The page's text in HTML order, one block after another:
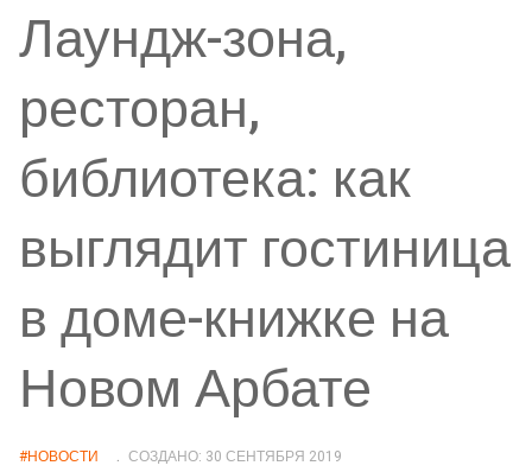
Лаундж-зона,
ресторан,
библиотека: как
выглядит гостиница
в доме-книжке на
Новом Арбате
#НОВОСТИ
СОЗДАНО: 30 СЕНТЯБРЯ 2019